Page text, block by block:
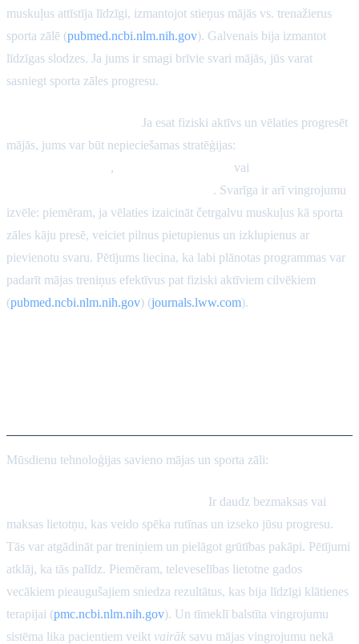
muskuļus attīstīja līdzīgi, izmantojot stieņus mājās vs. trenažierus
sporta zālē (pubmed.ncbi.nlm.nih.gov). Galvenais bija izmantot
līdzīgas slodzes. Ja jums ir smagi brīvie svari mājās, jūs varat
sasniegt sporta zāles progresu.
Ja esat fiziski aktīvs un vēlaties progresēt
mājās, jums var būt nepieciešamas stratēģijas:
, vai
. Svarīga ir arī vingrojumu
izvēle: piemēram, ja vēlaties izaicināt četrgalvu muskuļus kā sporta
zāles kāju presē, veiciet pilnus pietupienus un izklupienus ar
pievienotu svaru. Pētījums liecina, ka labi plānotas programmas var
padarīt mājas treniņus efektīvus pat fiziski aktīviem cilvēkiem
(pubmed.ncbi.nlm.nih.gov) (journals.lww.com).
Mūsdienu tehnoloģijas savieno mājas un sporta zāli:
Ir daudz bezmaksas vai
maksas lietotņu, kas veido spēka rutīnas un izseko jūsu progresu.
Tās var atgādināt par treniņiem un pielāgot grūtības pakāpi. Pētījumi
atklāj, ka tās palīdz. Piemēram, televeselības lietotne gados
vecākiem pieaugušajiem sniedza rezultātus, kas bija līdzīgi klātienes
terapijai (pmc.ncbi.nlm.nih.gov). Un tīmeklī balstīta vingrojumu
sistēma lika pacientiem veikt vairāk savu mājas vingrojumu nekā